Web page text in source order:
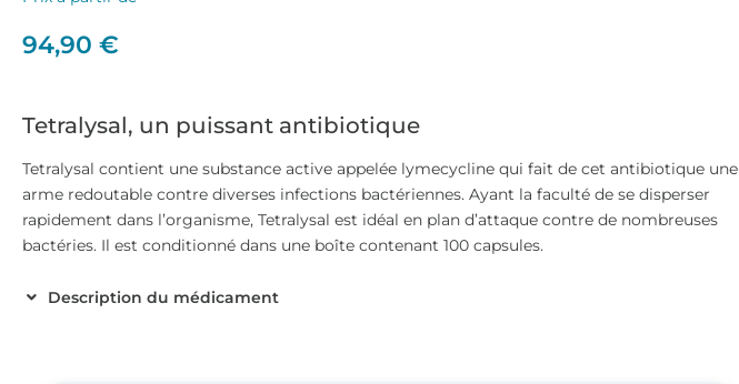
94,90 €
Tetralysal, un puissant antibiotique
Tetralysal contient une substance active appelée lymecycline qui fait de cet antibiotique une
arme redoutable contre diverses infections bactériennes. Ayant la faculté de se disperser
rapidement dans l’organisme, Tetralysal est idéal en plan d’attaque contre de nombreuses
bactéries. Il est conditionné dans une boîte contenant 100 capsules.
Description du médicament